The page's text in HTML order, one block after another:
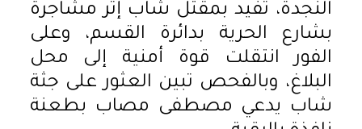
النجدة، تفيد بمقتل شاب إثر مشاجرة
بشارع الحرية بدائرة القسم، وعلى
الفور انتقلت قوة أمنية إلى محل
البلاغ، وبالفحص تبين العثور على جثة
شاب يدعي مصطفى مصاب بطعنة